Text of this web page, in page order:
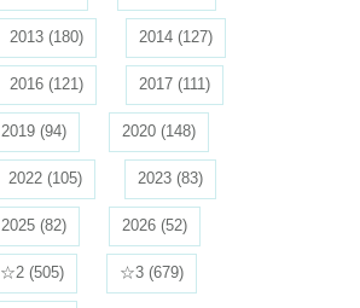
2013 (180) 2014 (127)
2016 (121) 2017 (111)
2019 (94) 2020 (148)
2022 (105) 2023 (83)
2025 (82) 2026 (52)
☆2 (505) ☆3 (679)